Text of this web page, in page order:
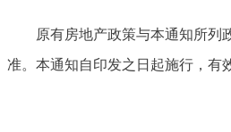
原有房地产政策与本通知所列
准。本通知自印发之日起施行，有